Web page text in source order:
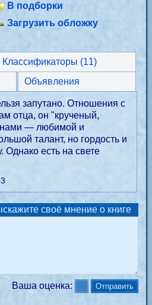
В подборки
Загрузить обложку
Классификаторы (11)
Объявления
запутано. Отношения с
отца, он "крученый,
— любимой и
талант, но гордость и
есть на свете
своё мнение о книге
Ваша оценка: